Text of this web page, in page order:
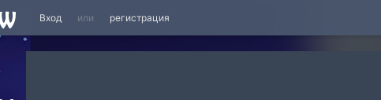
Вход или регистрация